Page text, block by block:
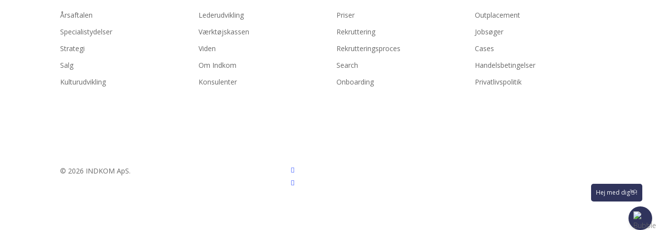
Årsaftalen
Specialistydelser
Strategi
Salg
Kulturudvikling
Lederudvikling
Værktøjskassen
Viden
Om Indkom
Konsulenter
Priser
Rekruttering
Rekrutteringsproces
Search
Onboarding
Outplacement
Jobsøger
Cases
Handelsbetingelser
Privatlivspolitik
© 2026 INDKOM ApS.
facebook
linkedin